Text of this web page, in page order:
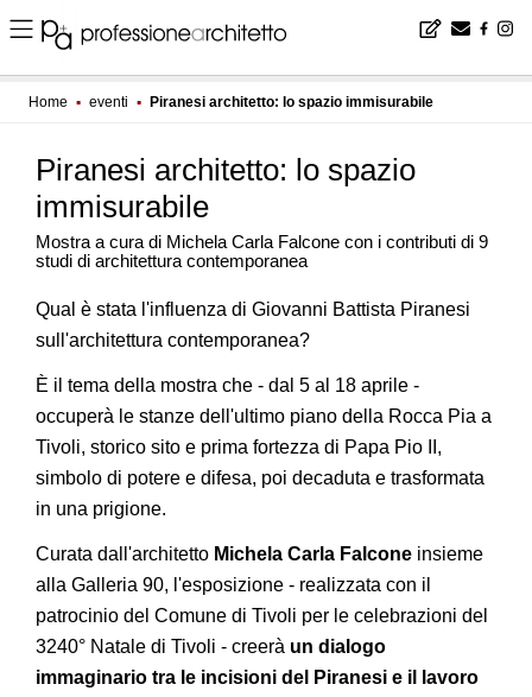
Home ▪ eventi ▪ Piranesi architetto: lo spazio immisurabile
Piranesi architetto: lo spazio
immisurabile
Mostra a cura di Michela Carla Falcone con i contributi di 9
studi di architettura contemporanea
Qual è stata l'influenza di Giovanni Battista Piranesi
sull'architettura contemporanea?
È il tema della mostra che - dal 5 al 18 aprile -
occuperà le stanze dell'ultimo piano della Rocca Pia a
Tivoli, storico sito e prima fortezza di Papa Pio II,
simbolo di potere e difesa, poi decaduta e trasformata
in una prigione.
Curata dall'architetto Michela Carla Falcone insieme
alla Galleria 90, l'esposizione - realizzata con il
patrocinio del Comune di Tivoli per le celebrazioni del
3240° Natale di Tivoli - creerà un dialogo
immaginario tra le incisioni del Piranesi e il lavoro